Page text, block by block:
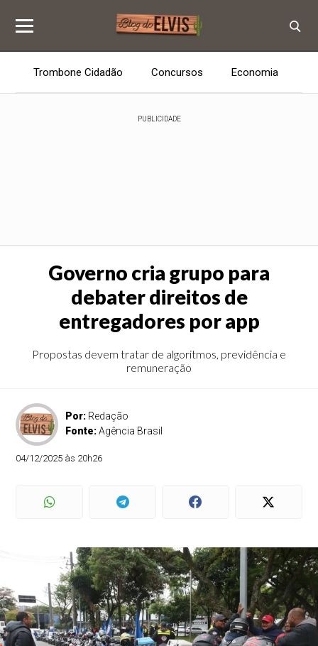
Trombone Cidadão Concursos Economia
PUBLICIDADE
Governo cria grupo para
debater direitos de
entregadores por app
Propostas devem tratar de algoritmos, previdência e
remuneração
Por: Redação
Fonte:Agência Brasil
04/12/2025 às 20h26